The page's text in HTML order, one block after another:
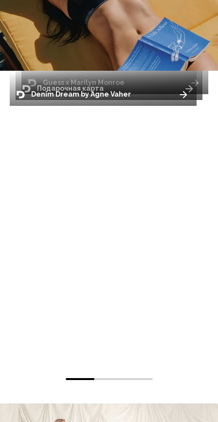
Denim Dream by Agne Vaher
Подарочная карта
Guess x Marilyn Monroe